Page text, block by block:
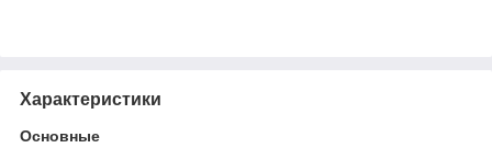
Характеристики
Основные